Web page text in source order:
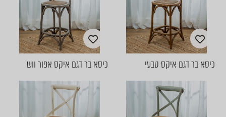
כיסא בר דגם איקס טבעי כיסא בר דגם איקס אפור ווש